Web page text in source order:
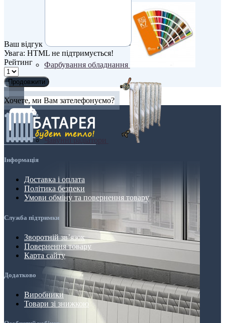
Фарбування обладнання
Ваш відгук
Увага: HTML не підтримується!
Рейтинг
Продовжити
Хочете, ми Вам зателефонуємо?
Інформація
Доставка і оплата
Політика безпеки
Умови обміну та повернення товару
Служба підтримки
Зворотній зв’язок
Повернення товару
Карта сайту
Додатково
Виробники
Товари зі знижкою